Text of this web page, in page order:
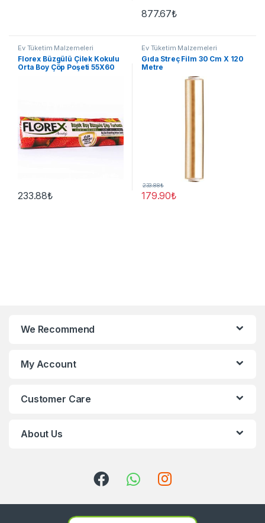
877.67₺
Ev Tüketim Malzemeleri
Florex Büzgülü Çilek Kokulu
Orta Boy Çöp Poşeti 55X60
233.88₺
Ev Tüketim Malzemeleri
Gıda Streç Film 30 Cm X 120
Metre
179.90₺
233.88₺
We Recommend
My Account
Customer Care
About Us